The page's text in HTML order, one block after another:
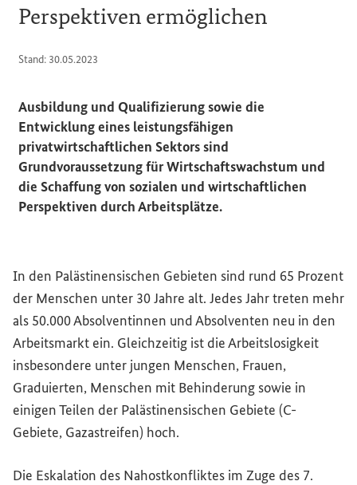
Perspektiven ermöglichen
Stand: 30.05.2023
Ausbildung und Qualifizierung sowie die
Entwicklung eines leistungsfähigen
privatwirtschaftlichen Sektors sind
Grundvoraussetzung für Wirtschaftswachstum und
die Schaffung von sozialen und wirtschaftlichen
Perspektiven durch Arbeitsplätze.
In den Palästinensischen Gebieten sind rund 65 Prozent
der Menschen unter 30 Jahre alt. Jedes Jahr treten mehr
als 50.000 Absolventinnen und Absolventen neu in den
Arbeitsmarkt ein. Gleichzeitig ist die Arbeitslosigkeit
insbesondere unter jungen Menschen, Frauen,
Graduierten, Menschen mit Behinderung sowie in
einigen Teilen der Palästinensischen Gebiete (C-
Gebiete, Gazastreifen) hoch.
Die Eskalation des Nahostkonfliktes im Zuge des 7.